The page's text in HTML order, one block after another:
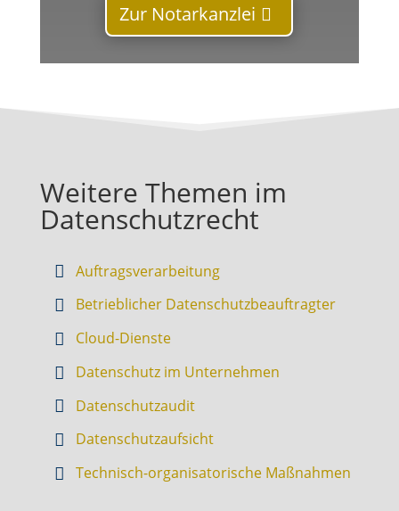
Zur Notarkanzlei
Weitere Themen im
Datenschutzrecht
Auftragsverarbeitung
Betrieblicher Datenschutzbeauftragter
Cloud-Dienste
Datenschutz im Unternehmen
Datenschutzaudit
Datenschutzaufsicht
Technisch-organisatorische Maßnahmen